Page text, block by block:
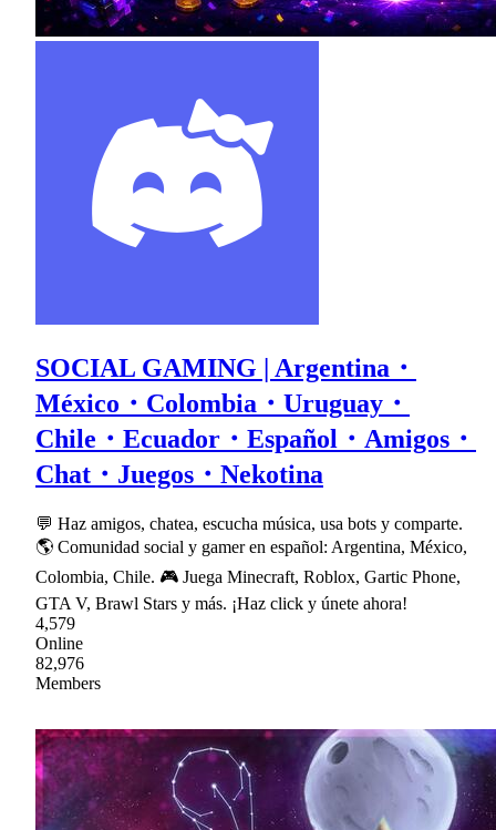
SOCIAL GAMING | Argentina・
México・Colombia・Uruguay・
Chile・Ecuador・Español・Amigos・
Chat・Juegos・Nekotina
💬 Haz amigos, chatea, escucha música, usa bots y comparte.
🌎 Comunidad social y gamer en español: Argentina, México,
Colombia, Chile. 🎮 Juega Minecraft, Roblox, Gartic Phone,
GTA V, Brawl Stars y más. ¡Haz click y únete ahora!
4,579
Online
82,976
Members